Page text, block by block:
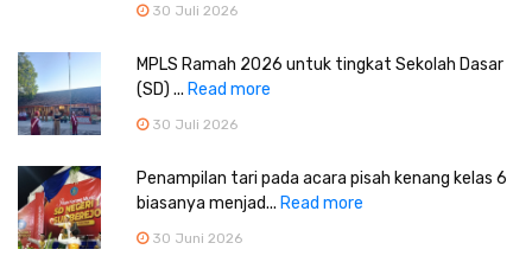
30 Juli 2026
MPLS Ramah 2026 untuk tingkat Sekolah Dasar
(SD) ... Read more
30 Juli 2026
Penampilan tari pada acara pisah kenang kelas 6
biasanya menjad... Read more
30 Juni 2026